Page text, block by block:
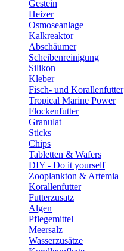
Gestein
Heizer
Osmoseanlage
Kalkreaktor
Abschäumer
Scheibenreinigung
Silikon
Kleber
Fisch- und Korallenfutter
Tropical Marine Power
Flockenfutter
Granulat
Sticks
Chips
Tabletten & Wafers
DIY - Do it yourself
Zooplankton & Artemia
Korallenfutter
Futterzusatz
Algen
Pflegemittel
Meersalz
Wasserzusätze